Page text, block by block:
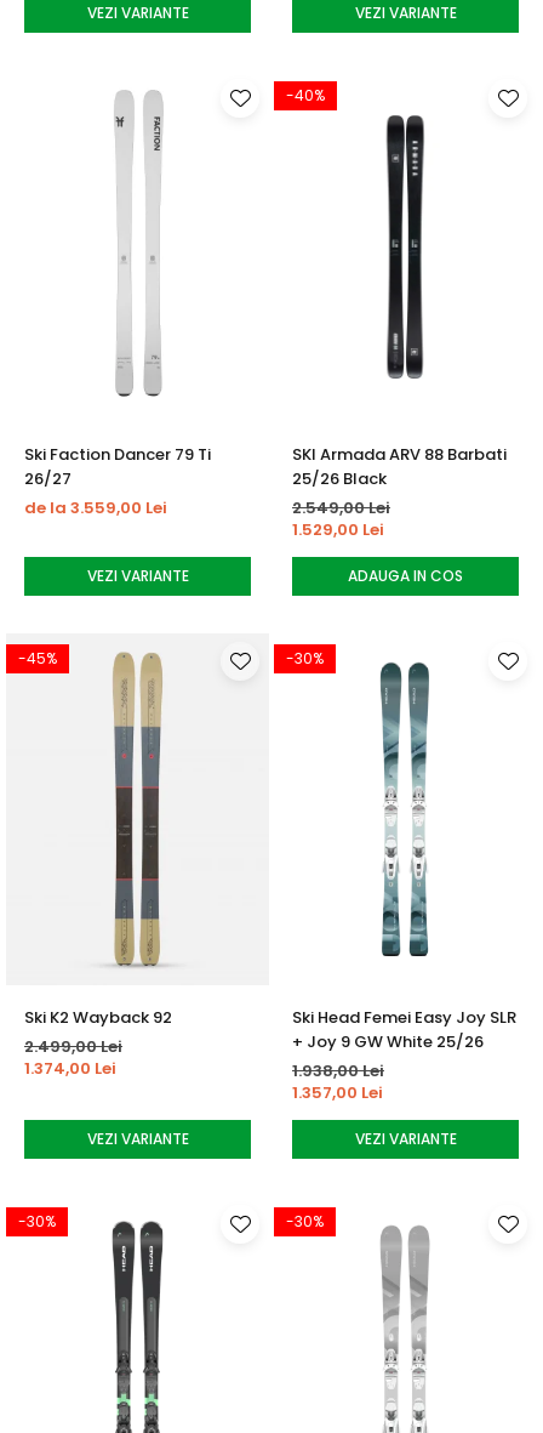
VEZI VARIANTE VEZI VARIANTE
Ski Faction Dancer 79 Ti
26/27
de la 3.559,00 Lei
VEZI VARIANTE
-40%
SKI Armada ARV 88 Barbati
25/26 Black
2.549,00 Lei
1.529,00 Lei
ADAUGA IN COS
-45%
Ski K2 Wayback 92
2.499,00 Lei
1.374,00 Lei
VEZI VARIANTE
-30%
Ski Head Femei Easy Joy SLR
+ Joy 9 GW White 25/26
1.938,00 Lei
1.357,00 Lei
VEZI VARIANTE
-30% -30%